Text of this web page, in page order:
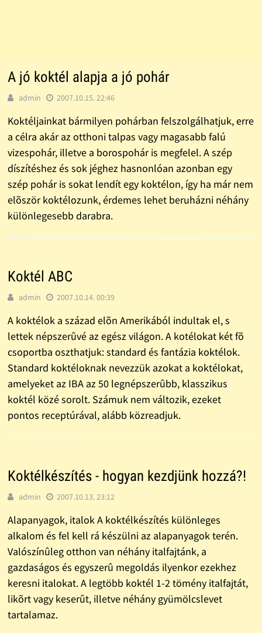
A jó koktél alapja a jó pohár
admin 2007.10.15. 22:46
Koktéljainkat bármilyen pohárban felszolgálhatjuk, erre
a célra akár az otthoni talpas vagy magasabb falú
vizespohár, illetve a borospohár is megfelel. A szép
díszítéshez és sok jéghez hasnonlóan azonban egy
szép pohár is sokat lendít egy koktélon, így ha már nem
elõször koktélozunk, érdemes lehet beruházni néhány
különlegesebb darabra.
Koktél ABC
admin 2007.10.14. 00:39
A koktélok a század elõn Amerikából indultak el, s
lettek népszerûvé az egész világon. A kotélokat két fõ
csoportba oszthatjuk: standard és fantázia koktélok.
Standard koktéloknak nevezzük azokat a koktélokat,
amelyeket az IBA az 50 legnépszerûbb, klasszikus
koktél közé sorolt. Számuk nem változik, ezeket
pontos receptúrával, alább közreadjuk.
Koktélkészítés - hogyan kezdjünk hozzá?!
admin 2007.10.13. 23:12
Alapanyagok, italok A koktélkészítés különleges
alkalom és fel kell rá készülni az alapanyagok terén.
Valószínûleg otthon van néhány italfajtánk, a
gazdaságos és egyszerû megoldás ilyenkor ezekhez
keresni italokat. A legtöbb koktél 1-2 tömény italfajtát,
likõrt vagy keserût, illetve néhány gyümölcslevet
tartalamaz.